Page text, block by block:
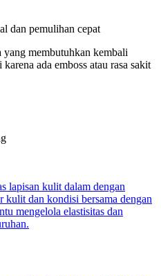
dan pemulihan cepat
membutuhkan kembali
ada emboss atau rasa sakit
lapisan kulit dalam dengan
kulit dan kondisi bersama dengan
mengelola elastisitas dan